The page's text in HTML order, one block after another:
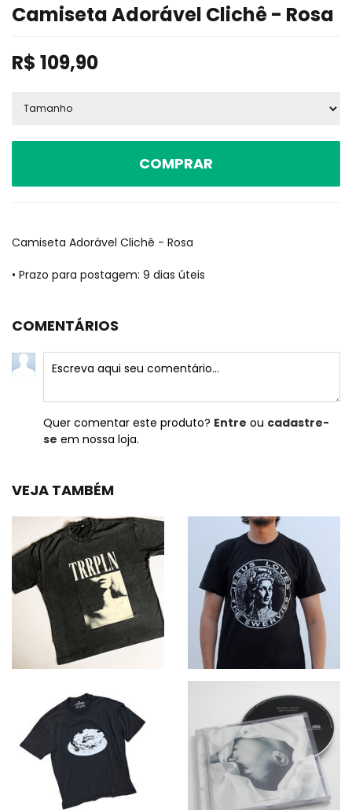
Camiseta Adorável Clichê - Rosa
R$ 109,90
COMPRAR
Camiseta Adorável Clichê - Rosa
• Prazo para postagem: 9 dias úteis
COMENTÁRIOS
Quer comentar este produto? Entre ou cadastre-
se em nossa loja.
VEJA TAMBÉM